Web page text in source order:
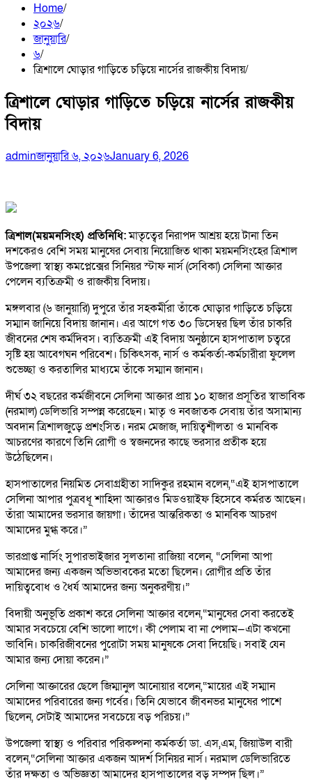
Home
২০২৬
জানুয়ারি
৬
ত্রিশালে ঘোড়ার গাড়িতে চড়িয়ে নার্সের রাজকীয় বিদায়
ত্রিশালে ঘোড়ার গাড়িতে চড়িয়ে নার্সের রাজকীয়
বিদায়
adminজানুয়ারি ৬, ২০২৬January 6, 2026
ত্রিশাল(ময়মনসিংহ) প্রতিনিধি:মাতৃত্বের নিরাপদ আশ্রয় হয়ে টানা তিন
দশকেরও বেশি সময় মানুষের সেবায় নিয়োজিত থাকা ময়মনসিংহের ত্রিশাল
উপজেলা স্বাস্থ্য কমপ্লেক্সের সিনিয়র স্টাফ নার্স (সেবিকা) সেলিনা আক্তার
পেলেন ব্যতিক্রমী ও রাজকীয় বিদায়।
মঙ্গলবার (৬ জানুয়ারি) দুপুরে তাঁর সহকর্মীরা তাঁকে ঘোড়ার গাড়িতে চড়িয়ে
সম্মান জানিয়ে বিদায় জানান। এর আগে গত ৩০ ডিসেম্বর ছিল তাঁর চাকরি
জীবনের শেষ কর্মদিবস। ব্যতিক্রমী এই বিদায় অনুষ্ঠানে হাসপাতাল চত্বরে
সৃষ্টি হয় আবেগঘন পরিবেশ। চিকিৎসক, নার্স ও কর্মকর্তা-কর্মচারীরা ফুলেল
শুভেচ্ছা ও করতালির মাধ্যমে তাঁকে সম্মান জানান।
দীর্ঘ ৩২ বছরের কর্মজীবনে সেলিনা আক্তার প্রায় ১০ হাজার প্রসূতির স্বাভাবিক
(নরমাল) ডেলিভারি সম্পন্ন করেছেন। মাতৃ ও নবজাতক সেবায় তাঁর অসামান্য
অবদান ত্রিশালজুড়ে প্রশংসিত। নরম মেজাজ, দায়িত্বশীলতা ও মানবিক
আচরণের কারণে তিনি রোগী ও স্বজনদের কাছে ভরসার প্রতীক হয়ে
উঠেছিলেন।
হাসপাতালের নিয়মিত সেবাগ্রহীতা সাদিকুর রহমান বলেন,“এই হাসপাতালে
সেলিনা আপার পুত্রবধূ শাহিদা আক্তারও মিডওয়াইফ হিসেবে কর্মরত আছেন।
তাঁরা আমাদের ভরসার জায়গা। তাঁদের আন্তরিকতা ও মানবিক আচরণ
আমাদের মুগ্ধ করে।”
ভারপ্রাপ্ত নার্সিং সুপারভাইজার সুলতানা রাজিয়া বলেন, “সেলিনা আপা
আমাদের জন্য একজন অভিভাবকের মতো ছিলেন। রোগীর প্রতি তাঁর
দায়িত্ববোধ ও ধৈর্য আমাদের জন্য অনুকরণীয়।”
বিদায়ী অনুভূতি প্রকাশ করে সেলিনা আক্তার বলেন,“মানুষের সেবা করতেই
আমার সবচেয়ে বেশি ভালো লাগে। কী পেলাম বা না পেলাম—এটা কখনো
ভাবিনি। চাকরিজীবনের পুরোটা সময় মানুষকে সেবা দিয়েছি। সবাই যেন
আমার জন্য দোয়া করেন।”
সেলিনা আক্তারের ছেলে জিম্মানুল আনোয়ার বলেন,“মায়ের এই সম্মান
আমাদের পরিবারের জন্য গর্বের। তিনি যেভাবে জীবনভর মানুষের পাশে
ছিলেন, সেটাই আমাদের সবচেয়ে বড় পরিচয়।”
উপজেলা স্বাস্থ্য ও পরিবার পরিকল্পনা কর্মকর্তা ডা. এস,এম, জিয়াউল বারী
বলেন,“সেলিনা আক্তার একজন আদর্শ সিনিয়র নার্স। নরমাল ডেলিভারিতে
তাঁর দক্ষতা ও অভিজ্ঞতা আমাদের হাসপাতালের বড় সম্পদ ছিল।”